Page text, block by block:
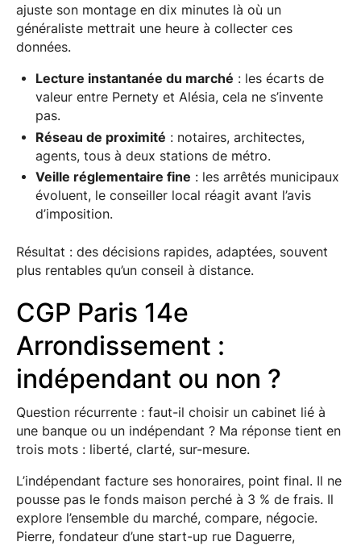
ajuste son montage en dix minutes là où un
généraliste mettrait une heure à collecter ces
données.
Lecture instantanée du marché : les écarts de
valeur entre Pernety et Alésia, cela ne s’invente
pas.
Réseau de proximité : notaires, architectes,
agents, tous à deux stations de métro.
Veille réglementaire fine : les arrêtés municipaux
évoluent, le conseiller local réagit avant l’avis
d’imposition.
Résultat : des décisions rapides, adaptées, souvent
plus rentables qu’un conseil à distance.
CGP Paris 14e
Arrondissement :
indépendant ou non ?
Question récurrente : faut-il choisir un cabinet lié à
une banque ou un indépendant ? Ma réponse tient en
trois mots : liberté, clarté, sur-mesure.
L’indépendant facture ses honoraires, point final. Il ne
pousse pas le fonds maison perché à 3 % de frais. Il
explore l’ensemble du marché, compare, négocie.
Pierre, fondateur d’une start-up rue Daguerre,